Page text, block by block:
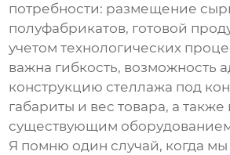
потребности: размещение
полуфабрикатов, готовой
учетом технологических
важна гибкость, возможность
конструкцию стеллажа под
габариты и вес товара, а также
существующим
Я помню один случай, когда мы